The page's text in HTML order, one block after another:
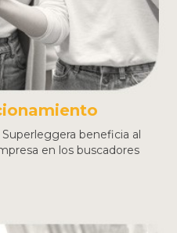
beneficia al
en los buscadores